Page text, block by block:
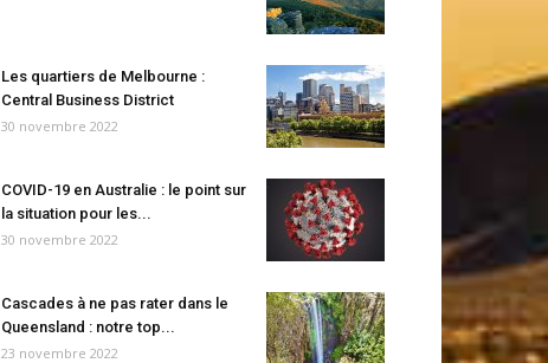
Les quartiers de Melbourne :
Central Business District
30 novembre 2022
COVID-19 en Australie : le point sur
la situation pour les...
30 novembre 2022
Cascades à ne pas rater dans le
Queensland : notre top...
23 novembre 2022